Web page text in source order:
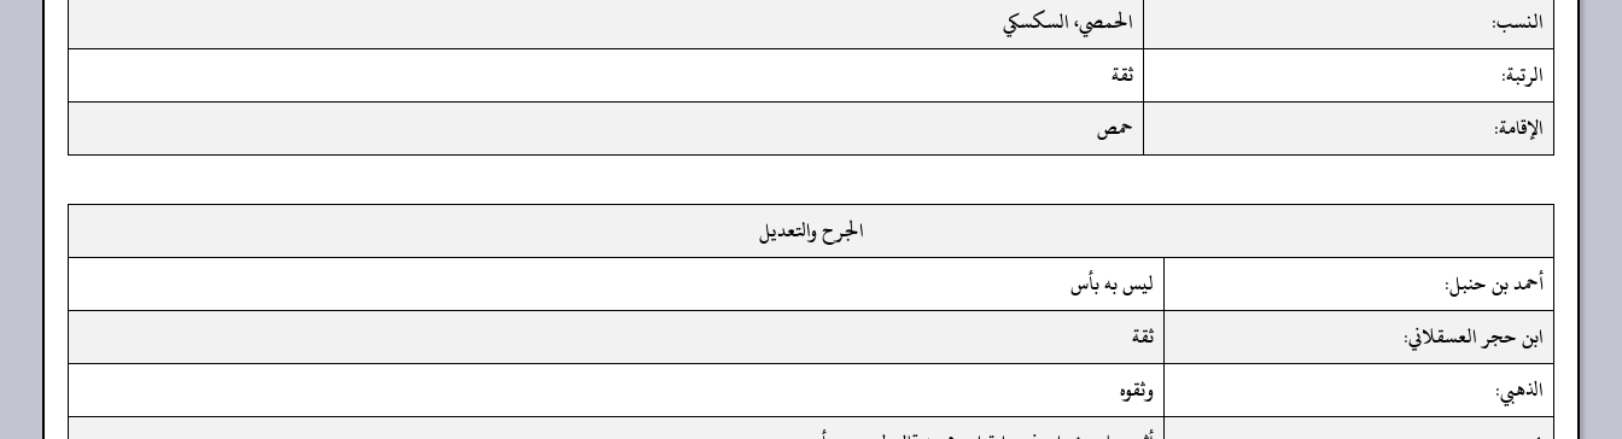
النسب:
الحمصي، السكسكي
الرتبة:
ثقة
الإقامة:
حمص
الجرح والتعديل
أحمد بن حنبل:
ليس به بأس
ابن حجر العسقلاني:
ثقة
الذهبي:
وثقوه